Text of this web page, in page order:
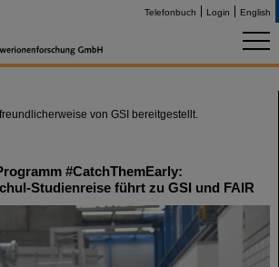
Telefonbuch Login English
von GSI bereitgestellt.
#CatchThemEarly:
Studienreise führt zu GSI und FAIR